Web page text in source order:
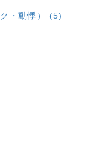
・動悸） (5)